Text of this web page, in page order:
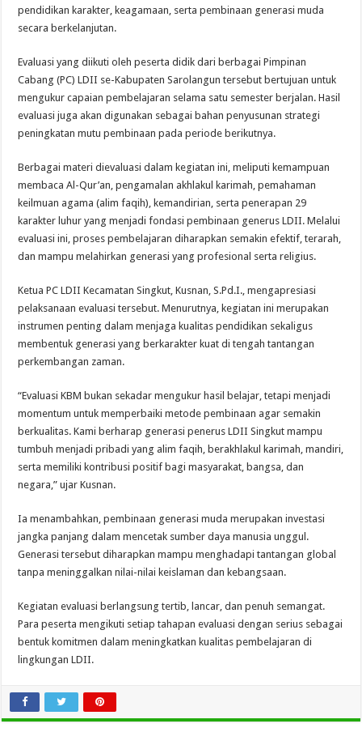
pendidikan karakter, keagamaan, serta pembinaan generasi muda
secara berkelanjutan.
Evaluasi yang diikuti oleh peserta didik dari berbagai Pimpinan
Cabang (PC) LDII se-Kabupaten Sarolangun tersebut bertujuan untuk
mengukur capaian pembelajaran selama satu semester berjalan. Hasil
evaluasi juga akan digunakan sebagai bahan penyusunan strategi
peningkatan mutu pembinaan pada periode berikutnya.
Berbagai materi dievaluasi dalam kegiatan ini, meliputi kemampuan
membaca Al-Qur’an, pengamalan akhlakul karimah, pemahaman
keilmuan agama (alim faqih), kemandirian, serta penerapan 29
karakter luhur yang menjadi fondasi pembinaan generus LDII. Melalui
evaluasi ini, proses pembelajaran diharapkan semakin efektif, terarah,
dan mampu melahirkan generasi yang profesional serta religius.
Ketua PC LDII Kecamatan Singkut, Kusnan, S.Pd.I., mengapresiasi
pelaksanaan evaluasi tersebut. Menurutnya, kegiatan ini merupakan
instrumen penting dalam menjaga kualitas pendidikan sekaligus
membentuk generasi yang berkarakter kuat di tengah tantangan
perkembangan zaman.
“Evaluasi KBM bukan sekadar mengukur hasil belajar, tetapi menjadi
momentum untuk memperbaiki metode pembinaan agar semakin
berkualitas. Kami berharap generasi penerus LDII Singkut mampu
tumbuh menjadi pribadi yang alim faqih, berakhlakul karimah, mandiri,
serta memiliki kontribusi positif bagi masyarakat, bangsa, dan
negara,” ujar Kusnan.
Ia menambahkan, pembinaan generasi muda merupakan investasi
jangka panjang dalam mencetak sumber daya manusia unggul.
Generasi tersebut diharapkan mampu menghadapi tantangan global
tanpa meninggalkan nilai-nilai keislaman dan kebangsaan.
Kegiatan evaluasi berlangsung tertib, lancar, dan penuh semangat.
Para peserta mengikuti setiap tahapan evaluasi dengan serius sebagai
bentuk komitmen dalam meningkatkan kualitas pembelajaran di
lingkungan LDII.